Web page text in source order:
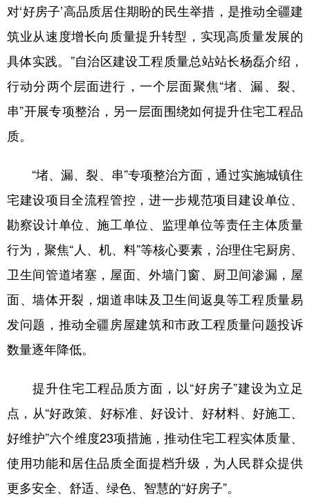
四川 贵州 云南 西藏
新疆 内蒙古 黑龙江
多语种频道
Русский язык 日本語 한국어
Deutsch Português
对‘好房子’高品质居住期盼的民生举措，是推动全疆建
筑业从速度增长向质量提升转型，实现高质量发展的
具体实践。”自治区建设工程质量总站站长杨磊介绍，
行动分两个层面进行，一个层面聚焦“堵、漏、裂、
串”开展专项整治，另一层面围绕如何提升住宅工程品
质。
“堵、漏、裂、串”专项整治方面，通过实施城镇住
宅建设项目全流程管控，进一步规范项目建设单位、
勘察设计单位、施工单位、监理单位等责任主体质量
行为，聚焦“人、机、料”等核心要素，治理住宅厨房、
卫生间管道堵塞，屋面、外墙门窗、厨卫间渗漏，屋
面、墙体开裂，烟道串味及卫生间返臭等工程质量易
发问题，推动全疆房屋建筑和市政工程质量问题投诉
数量逐年降低。
提升住宅工程品质方面，以“好房子”建设为立足
点，从“好政策、好标准、好设计、好材料、好施工、
好维护”六个维度23项措施，推动住宅工程实体质量、
使用功能和居住品质全面提档升级，为人民群众提供
更多安全、舒适、绿色、智慧的“好房子”。